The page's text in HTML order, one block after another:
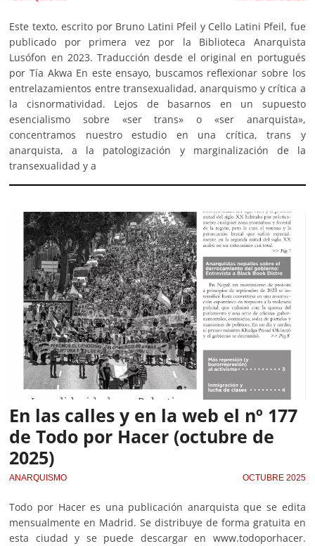
Este texto, escrito por Bruno Latini Pfeil y Cello Latini Pfeil, fue
publicado por primera vez por la Biblioteca Anarquista
Lusófon en 2023. Traducción desde el original en portugués
por Tía Akwa En este ensayo, buscamos reflexionar sobre los
entrelazamientos entre transexualidad, anarquismo y crítica a
la cisnormatividad. Lejos de basarnos en un supuesto
esencialismo sobre «ser trans» o «ser anarquista»,
concentramos nuestro estudio en una crítica, trans y
anarquista, a la patologización y marginalización de la
transexualidad y a
En las calles y en la web el nº 177
de Todo por Hacer (octubre de
2025)
ANARQUISMO OCTUBRE 2025
Todo por Hacer es una publicación anarquista que se edita
mensualmente en Madrid. Se distribuye de forma gratuita en
esta ciudad y se puede descargar en www.todoporhacer.